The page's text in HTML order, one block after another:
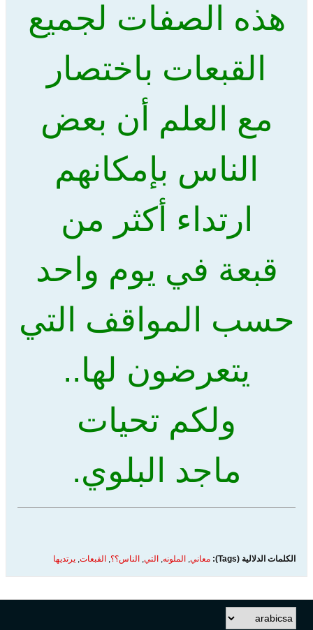
هذه الصفات لجميع
القبعات باختصار
مع العلم أن بعض
الناس بإمكانهم
ارتداء أكثر من
قبعة في يوم واحد
حسب المواقف التي
يتعرضون لها..
ولكم تحيات
ماجد البلوي.
الكلمات الدلالية (Tags): معاني, الملونه, التي, الناس؟؟, القبعات, يرتديها